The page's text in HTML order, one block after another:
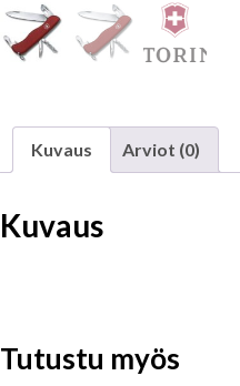
Kuvaus Arviot (0)
Kuvaus
Tutustu myös